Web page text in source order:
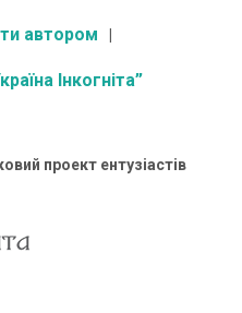
автором
Інкогніта”
проект ентузіастів